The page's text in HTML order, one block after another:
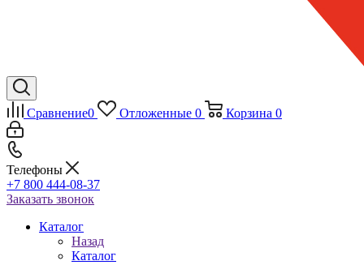
Сравнение0 Отложенные 0 Корзина 0
Телефоны
+7 800 444-08-37
Заказать звонок
Каталог
Назад
Каталог